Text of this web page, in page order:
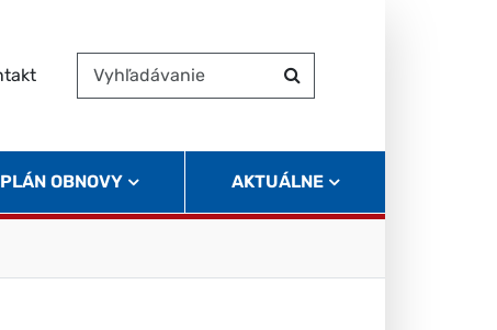
Vyhľadávanie
Hľadať
OBNOVY AKTUÁLNE